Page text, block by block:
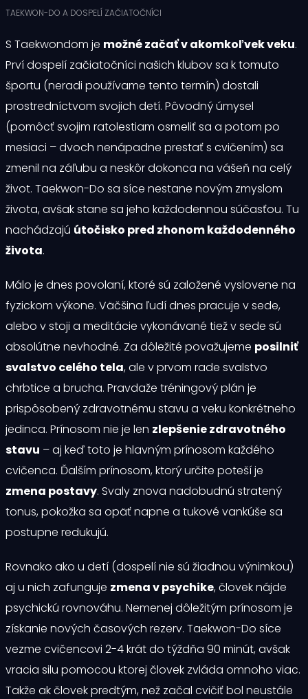
TAEKWON-DO A DOSPELÍ ZAČIATOČNÍCI
S Taekwondom je možné začať v akomkoľvek veku.
Prví dospelí začiatočníci našich klubov sa k tomuto
športu (neradi používame tento termín) dostali
prostredníctvom svojich detí. Pôvodný úmysel
(pomôcť svojim ratolestiam osmeliť sa a potom po
mesiaci – dvoch nenápadne prestať s cvičením) sa
zmenil na záľubu a neskôr dokonca na vášeň na celý
život. Taekwon-Do sa síce nestane novým zmyslom
života, avšak stane sa jeho každodennou súčasťou. Tu
nachádzajú útočisko pred zhonom každodenného
života.
Málo je dnes povolaní, ktoré sú založené vyslovene na
fyzickom výkone. Väčšina ľudí dnes pracuje v sede,
alebo v stoji a meditácie vykonávané tiež v sede sú
absolútne nevhodné. Za dôležité považujeme posilniť
svalstvo celého tela, ale v prvom rade svalstvo
chrbtice a brucha. Pravdaže tréningový plán je
prispôsobený zdravotnému stavu a veku konkrétneho
jedinca. Prínosom nie je len zlepšenie zdravotného
stavu – aj keď toto je hlavným prínosom každého
cvičenca. Ďalším prínosom, ktorý určite poteší je
zmena postavy. Svaly znova nadobudnú stratený
tonus, pokožka sa opäť napne a tukové vankúše sa
postupne redukujú.
Rovnako ako u detí (dospelí nie sú žiadnou výnimkou)
aj u nich zafunguje zmena v psychike, človek nájde
psychickú rovnováhu. Nemenej dôležitým prínosom je
získanie nových časových rezerv. Taekwon-Do síce
vezme cvičencovi 2-4 krát do týždňa 90 minút, avšak
vracia silu pomocou ktorej človek zvláda omnoho viac.
Takže ak človek predtým, než začal cvičiť bol neustále